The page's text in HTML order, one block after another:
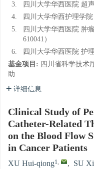
3.
四川大学华西医院 超
4.
四川大学华西护理学院
5.
四川大学华西医院 肿
610041）
6.
四川大学华西医院 护
基金项目: 四川省科学技术
助
详细信息
Clinical Study of
Catheter-Related
on the Blood Flow
in Cancer Patients
XU Hui-qiong1, , SU